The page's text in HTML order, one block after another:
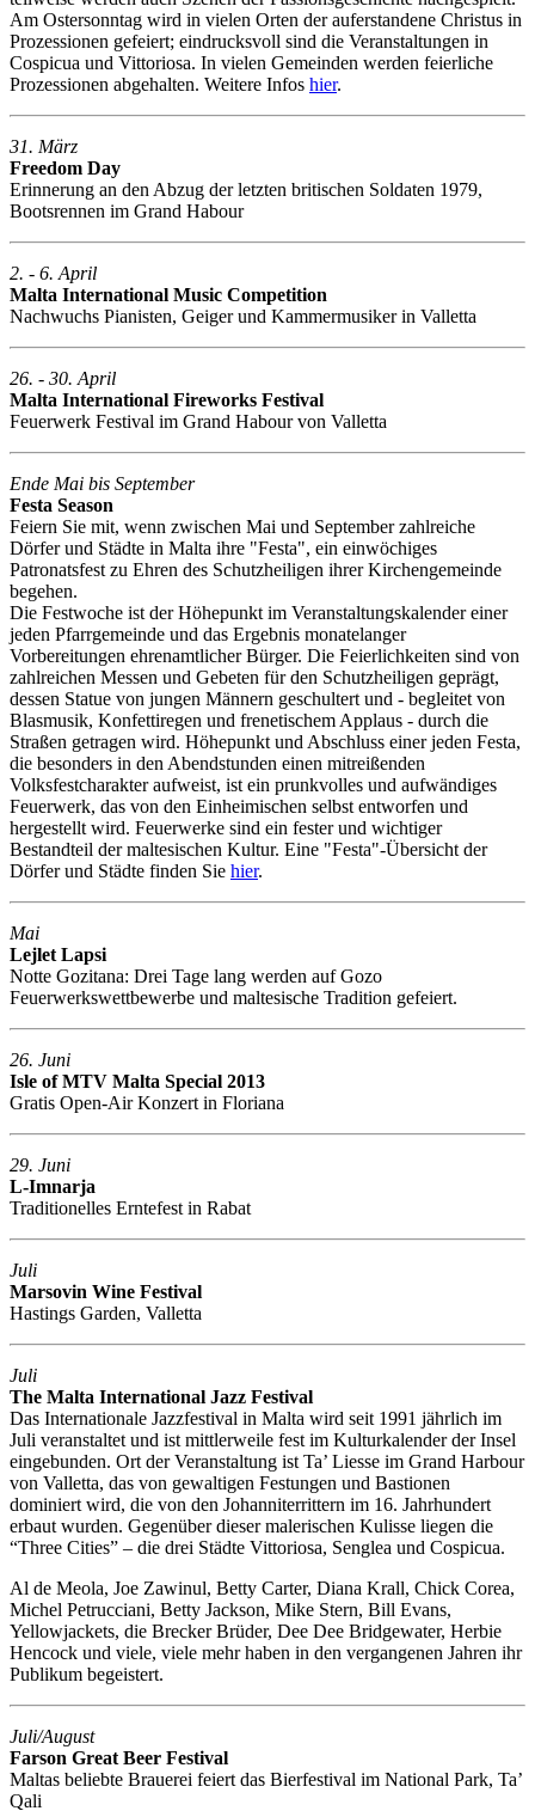
Am Ostersonntag wird in vielen Orten der auferstandene Christus in
Prozessionen gefeiert; eindrucksvoll sind die Veranstaltungen in
Cospicua und Vittoriosa. In vielen Gemeinden werden feierliche
Prozessionen abgehalten. Weitere Infos hier.
31. März
Freedom Day
Erinnerung an den Abzug der letzten britischen Soldaten 1979,
Bootsrennen im Grand Habour
2. - 6. April
Malta International Music Competition
Nachwuchs Pianisten, Geiger und Kammermusiker in Valletta
26. - 30. April
Malta International Fireworks Festival
Feuerwerk Festival im Grand Habour von Valletta
Ende Mai bis September
Festa Season
Feiern Sie mit, wenn zwischen Mai und September zahlreiche
Dörfer und Städte in Malta ihre "Festa", ein einwöchiges
Patronatsfest zu Ehren des Schutzheiligen ihrer Kirchengemeinde
begehen.
Die Festwoche ist der Höhepunkt im Veranstaltungskalender einer
jeden Pfarrgemeinde und das Ergebnis monatelanger
Vorbereitungen ehrenamtlicher Bürger. Die Feierlichkeiten sind von
zahlreichen Messen und Gebeten für den Schutzheiligen geprägt,
dessen Statue von jungen Männern geschultert und - begleitet von
Blasmusik, Konfettiregen und frenetischem Applaus - durch die
Straßen getragen wird. Höhepunkt und Abschluss einer jeden Festa,
die besonders in den Abendstunden einen mitreißenden
Volksfestcharakter aufweist, ist ein prunkvolles und aufwändiges
Feuerwerk, das von den Einheimischen selbst entworfen und
hergestellt wird. Feuerwerke sind ein fester und wichtiger
Bestandteil der maltesischen Kultur. Eine "Festa"-Übersicht der
Dörfer und Städte finden Sie hier.
Mai
Lejlet Lapsi
Notte Gozitana: Drei Tage lang werden auf Gozo
Feuerwerkswettbewerbe und maltesische Tradition gefeiert.
26. Juni
Isle of MTV Malta Special 2013
Gratis Open-Air Konzert in Floriana
29. Juni
L-Imnarja
Traditionelles Erntefest in Rabat
Juli
Marsovin Wine Festival
Hastings Garden, Valletta
Juli
The Malta International Jazz Festival
Das Internationale Jazzfestival in Malta wird seit 1991 jährlich im
Juli veranstaltet und ist mittlerweile fest im Kulturkalender der Insel
eingebunden. Ort der Veranstaltung ist Ta’ Liesse im Grand Harbour
von Valletta, das von gewaltigen Festungen und Bastionen
dominiert wird, die von den Johanniterrittern im 16. Jahrhundert
erbaut wurden. Gegenüber dieser malerischen Kulisse liegen die
“Three Cities” – die drei Städte Vittoriosa, Senglea und Cospicua.
Al de Meola, Joe Zawinul, Betty Carter, Diana Krall, Chick Corea,
Michel Petrucciani, Betty Jackson, Mike Stern, Bill Evans,
Yellowjackets, die Brecker Brüder, Dee Dee Bridgewater, Herbie
Hencock und viele, viele mehr haben in den vergangenen Jahren ihr
Publikum begeistert.
Juli/August
Farson Great Beer Festival
Maltas beliebte Brauerei feiert das Bierfestival im National Park, Ta’
Qali